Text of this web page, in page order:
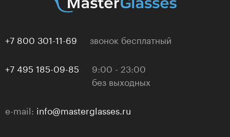
+7 800 301-11-69 звонок бесплатный
+7 495 185-09-85
9:00 - 23:00
без выходных
e-mail: info@masterglasses.ru